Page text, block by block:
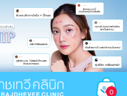
0